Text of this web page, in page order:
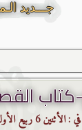
جـــديد
في :الأثنين 6 ربيع الأول 1446هـ 9-9-2024م